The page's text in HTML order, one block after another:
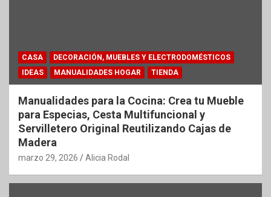
CASA
DECORACIÓN, MUEBLES Y ELECTRODOMÉSTICOS
IDEAS
MANUALIDADES HOGAR TIENDA
Manualidades para la Cocina: Crea tu Mueble
para Especias, Cesta Multifuncional y
Servilletero Original Reutilizando Cajas de
Madera
marzo 29, 2026 Alicia Rodal